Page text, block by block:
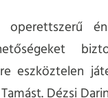
eszköztelen